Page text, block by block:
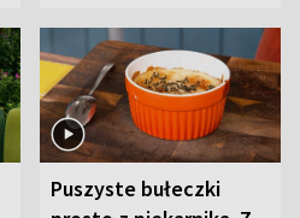
Puszyste bułeczki